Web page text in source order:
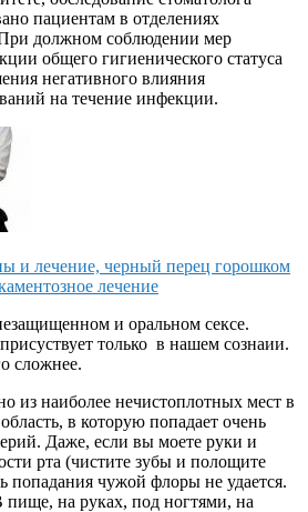
пациентам в отделениях
должном соблюдении мер
общего гигиенического статуса
негативного влияния
на течение инфекции.
и лечение, черный перец горошком
лечение
и оральном сексе.
только в нашем сознаии.
сложнее.
из наиболее нечистоплотных мест в
в которую попадает очень
Даже, если вы моете руки и
рта (чистите зубы и полощите
попадания чужой флоры не удается.
пище, на руках, под ногтями, на